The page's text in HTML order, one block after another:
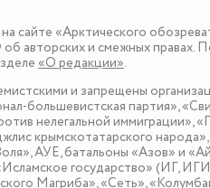
сайте «Арктического
авторских и смежных правах.
«О редакции».
и запрещены
большевистская партия»,
нелегальной
крымскотатарского
АУЕ, батальоны «Азов» и
государство» (ИГ,
Магриба», «Сеть»,